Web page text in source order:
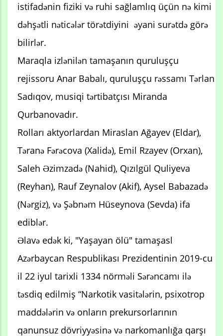
istifadənin fiziki və ruhi sağlamlıq üçün nə kimi
dəhşətli nəticələr törətdiyini əyani surətdə görə
bilirlər.
Maraqla izlənilən tamaşanın quruluşçu
rejissoru Anar Babalı, quruluşçu rəssamı Tərlan
Sadıqov, musiqi tərtibatçısı Miranda
Qurbanovadır.
Rolları aktyorlardan Miraslan Ağayev (Eldar),
Təranə Fərəcova (Xalidə), Emil Rzayev (Orxan),
Saleh Əzimzadə (Nahid), Qızılgül Quliyeva
(Reyhan), Rauf Zeynalov (Akif), Aysel Babazadə
(Nərgiz), və Şəbnəm Hüseynova (Sevda) ifa
ediblər.
Əlavə edək ki, "Yaşayan ölü" tamaşasl
Azərbaycan Respublikası Prezidentinin 2019-cu
il 22 iyul tarixli 1334 nörməli Sərəncamı ilə
təsdiq edilmiş “Narkotik vasitələrin, psixotrop
maddələrin və onların prekursorlarının
qanunsuz dövriyyəsinə və narkomanlığa qarşı